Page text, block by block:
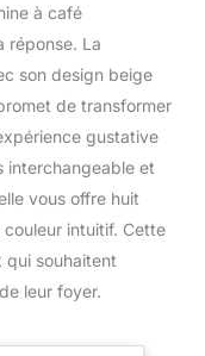
à café
réponse. La
son design beige
de transformer
gustative
interchangeable et
vous offre huit
intuitif. Cette
qui souhaitent
leur foyer.